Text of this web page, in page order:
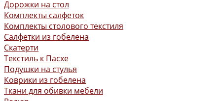
Дорожки на стол
Комплекты салфеток
Комплекты столового текстиля
Салфетки из гобелена
Скатерти
Текстиль к Пасхе
Подушки на стулья
Коврики из гобелена
Ткани для обивки мебели